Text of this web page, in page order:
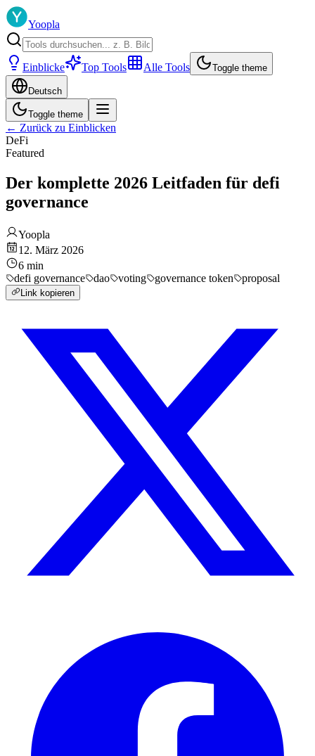
Yoopla
Einblicke Top Tools Alle Tools Toggle theme
Deutsch
Toggle theme
← Zurück zu Einblicken
DeFi
Featured
Der komplette 2026 Leitfaden für defi
governance
Yoopla
12. März 2026
6 min
defi governance
dao voting governance token proposal
Link kopieren